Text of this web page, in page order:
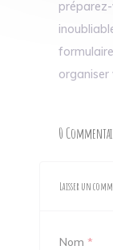
organiser
0
Laisser un
Nom *